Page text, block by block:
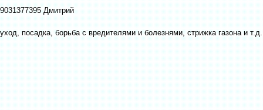
Дмитрий
посадка, борьба с вредителями и болезнями, стрижка газона и т.д.